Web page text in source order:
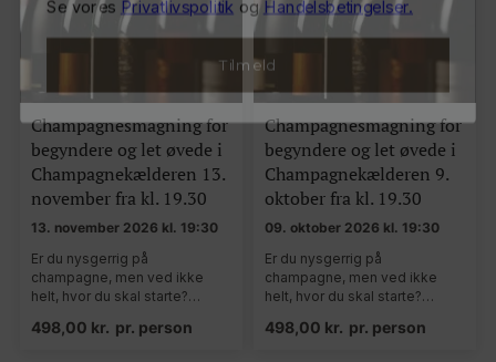
Champagnesmagning for
begyndere og let øvede i
Champagnekælderen 13.
november fra kl. 19.30
13. november 2026 kl. 19:30
Er du nysgerrig på
champagne, men ved ikke
helt, hvor du skal starte?…
498,00 kr. pr. person
Champagnesmagning for
begyndere og let øvede i
Champagnekælderen 9.
oktober fra kl. 19.30
09. oktober 2026 kl. 19:30
Er du nysgerrig på
champagne, men ved ikke
helt, hvor du skal starte?…
498,00 kr. pr. person
Tilmeld